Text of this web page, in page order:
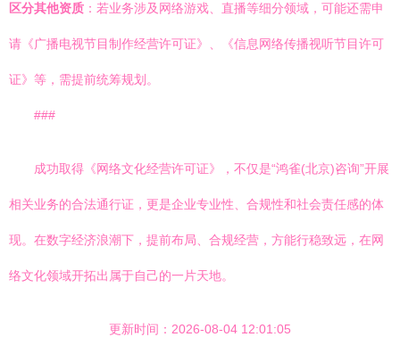
区分其他资质 ：若业务涉及网络游戏、直播等细分领域，可能还需申
请《广播电视节目制作经营许可证》、《信息网络传播视听节目许可
证》等，需提前统筹规划。
###
成功取得《网络文化经营许可证》，不仅是“鸿雀(北京)咨询”开展
相关业务的合法通行证，更是企业专业性、合规性和社会责任感的体
现。在数字经济浪潮下，提前布局、合规经营，方能行稳致远，在网
络文化领域开拓出属于自己的一片天地。
更新时间：2026-08-04 12:01:05